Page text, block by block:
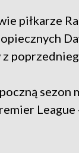
piłkarze
sezon